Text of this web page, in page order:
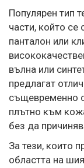
Популярен тип
части, който се
панталон или
вълна или
предлагат
същевременно
плътно към
без да
За тези, които
областта на